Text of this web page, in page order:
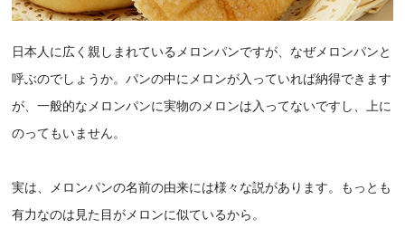
日本人に広く親しまれているメロンパンですが、なぜメロンパンと
呼ぶのでしょうか。パンの中にメロンが入っていれば納得できます
が、一般的なメロンパンに実物のメロンは入ってないですし、上に
のってもいません。
実は、メロンパンの名前の由来には様々な説があります。もっとも
有力なのは見た目がメロンに似ているから。